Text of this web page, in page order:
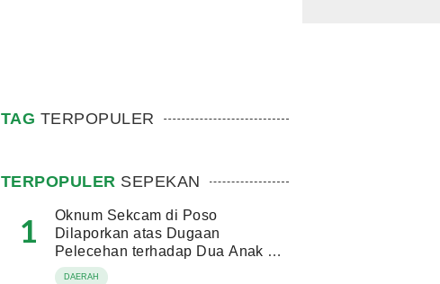
TAG TERPOPULER
TERPOPULER SEPEKAN
1
Oknum Sekcam di Poso
Dilaporkan atas Dugaan
Pelecehan terhadap Dua Anak di
Bawah Umur
DAERAH